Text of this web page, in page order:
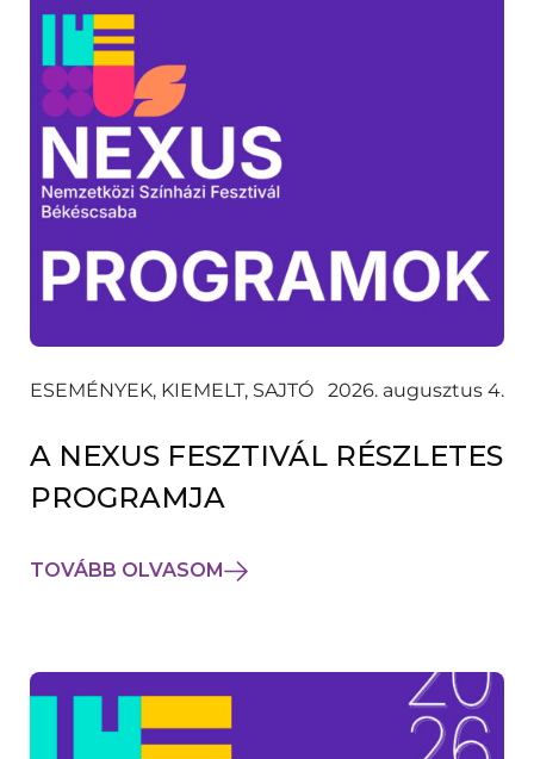
ESEMÉNYEK, KIEMELT, SAJTÓ 2026. augusztus 4.
A NEXUS FESZTIVÁL RÉSZLETES
PROGRAMJA
TOVÁBB OLVASOM